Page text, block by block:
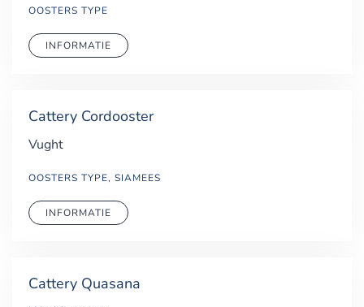
OOSTERS TYPE
INFORMATIE
Cattery Cordooster
Vught
OOSTERS TYPE, SIAMEES
INFORMATIE
Cattery Quasana